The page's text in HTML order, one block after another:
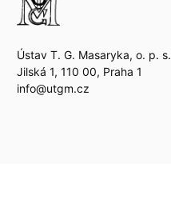
Ústav T. G. Masaryka, o. p. s.
Jilská 1, 110 00, Praha 1
info@utgm.cz